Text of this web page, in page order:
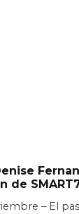
de
– El